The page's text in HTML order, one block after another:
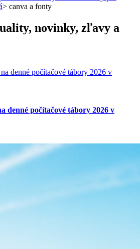
> canva a fonty
novinky, zľavy a
denné počítačové tábory 2026 v